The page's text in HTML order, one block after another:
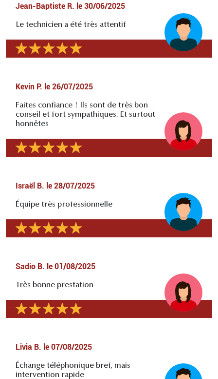
Jean-Baptiste R. le 30/06/2025
Le technicien a été très attentif
Kevin P. le 26/07/2025
Faites confiance ! Ils sont de très bon
conseil et fort sympathiques. Et surtout
honnêtes
Israël B. le 28/07/2025
Équipe très professionnelle
Sadio B. le 01/08/2025
Très bonne prestation
Livia B. le 07/08/2025
Échange téléphonique bref, mais
intervention rapide